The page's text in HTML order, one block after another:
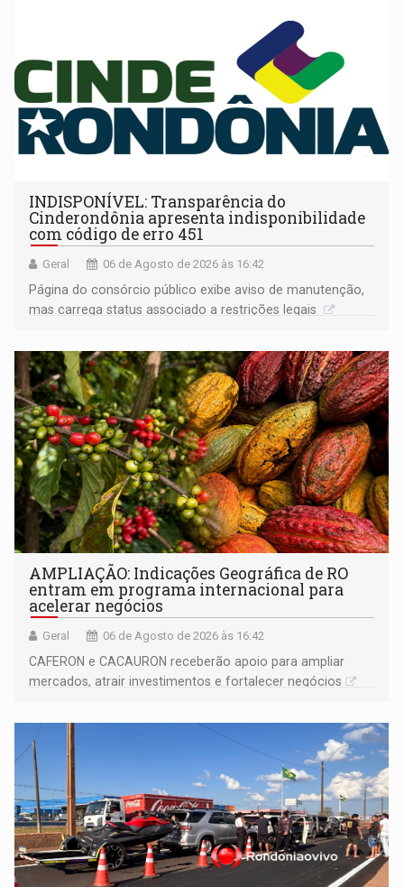
INDISPONÍVEL: Transparência do
Cinderondônia apresenta indisponibilidade
com código de erro 451
Geral 06 de Agosto de 2026 às 16:42
Página do consórcio público exibe aviso de manutenção,
mas carrega status associado a restrições legais
AMPLIAÇÃO: Indicações Geográfica de RO
entram em programa internacional para
acelerar negócios
Geral 06 de Agosto de 2026 às 16:42
CAFERON e CACAURON receberão apoio para ampliar
mercados, atrair investimentos e fortalecer negócios